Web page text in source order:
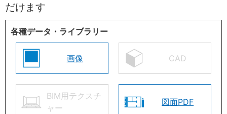
だけます
各種データ・ライブラリー
画像 CAD
BIM用テクスチ
ャー
図面PDF